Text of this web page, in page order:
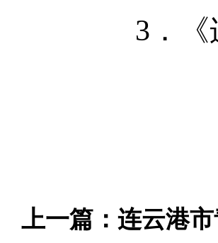
3．
上一篇： 连云港